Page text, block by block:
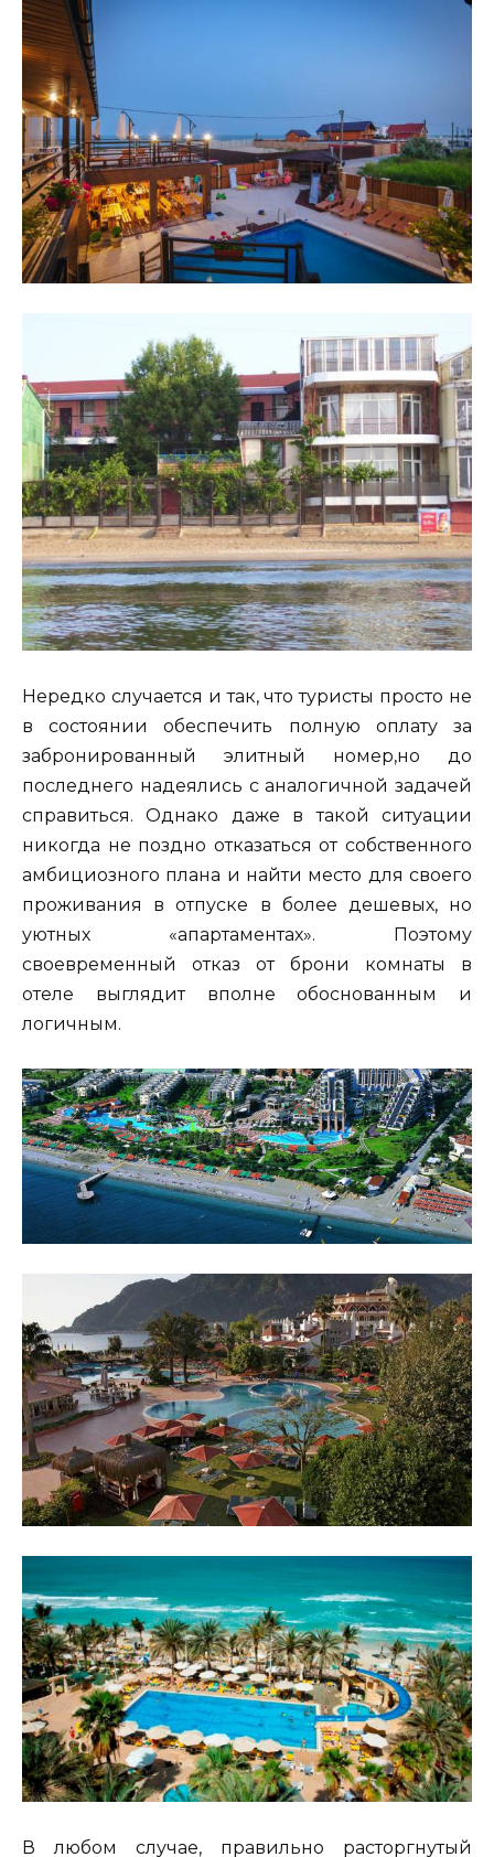
Нередко случается и так, что туристы просто не
в состоянии обеспечить полную оплату за
забронированный элитный номер,но до
последнего надеялись с аналогичной задачей
справиться. Однако даже в такой ситуации
никогда не поздно отказаться от собственного
амбициозного плана и найти место для своего
проживания в отпуске в более дешевых, но
уютных «апартаментах». Поэтому
своевременный отказ от брони комнаты в
отеле выглядит вполне обоснованным и
логичным.
В любом случае, правильно расторгнутый